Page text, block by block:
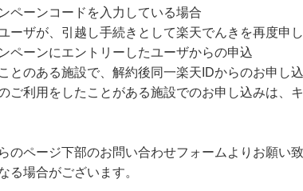
ペーンコードを入力している場合
ーザが、引越し手続きとして楽天でんきを再度申
ペーンにエントリーしたユーザからの申込
とのある施設で、解約後同一楽天IDからのお申し込
ご利用をしたことがある施設でのお申し込みは、
のページ下部のお問い合わせフォームよりお願い
る場合がございます。